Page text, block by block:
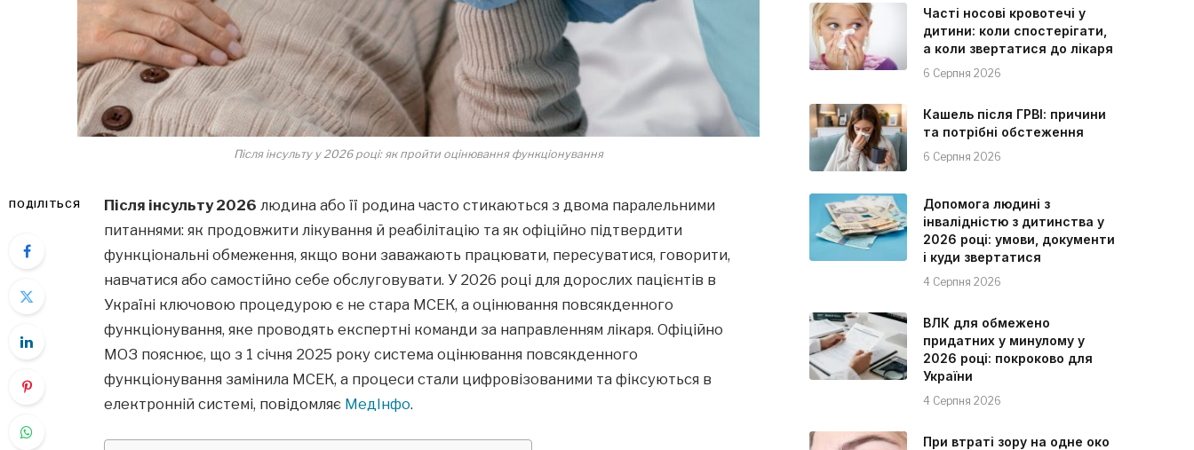
Після інсульту у 2026 році: як пройти оцінювання функціонування
ПОДІЛІТЬСЯ Після інсульту 2026 людина або її родина часто стикаються з двома паралельними
питаннями: як продовжити лікування й реабілітацію та як офіційно підтвердити
функціональні обмеження, якщо вони заважають працювати, пересуватися, говорити,
навчатися або самостійно себе обслуговувати. У 2026 році для дорослих пацієнтів в
Україні ключовою процедурою є не стара МСЕК, а оцінювання повсякденного
функціонування, яке проводять експертні команди за направленням лікаря. Офіційно
МОЗ пояснює, що з 1 січня 2025 року система оцінювання повсякденного
функціонування замінила МСЕК, а процеси стали цифровізованими та фіксуються в
електронній системі, повідомляє МедІнфо.
Часті носові кровотечі у
дитини: коли спостерігати,
а коли звертатися до лікаря
6 Серпня 2026
Кашель після ГРВІ: причини
та потрібні обстеження
6 Серпня 2026
Допомога людині з
інвалідністю з дитинства у
2026 році: умови, документи
і куди звертатися
4 Серпня 2026
ВЛК для обмежено
придатних у минулому у
2026 році: покроково для
України
4 Серпня 2026
При втраті зору на одне око